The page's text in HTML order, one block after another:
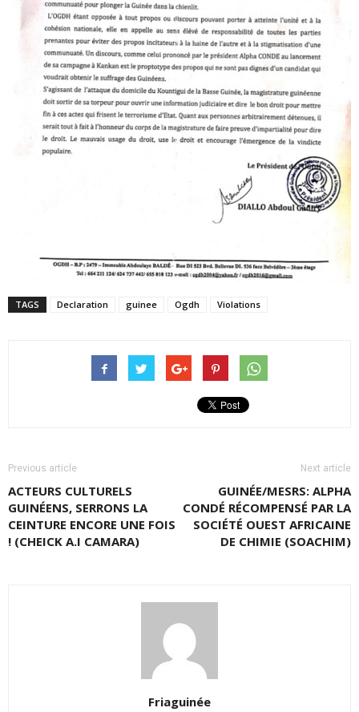
TAGS Declaration guinee Ogdh Violations
Previous article
ACTEURS CULTURELS
GUINÉENS, SERRONS LA
CEINTURE ENCORE UNE FOIS
! (CHEICK A.I CAMARA)
Next article
GUINÉE/MESRS: ALPHA
CONDÉ RÉCOMPENSÉ PAR LA
SOCIÉTÉ OUEST AFRICAINE
DE CHIMIE (SOACHIM)
Friaguinée